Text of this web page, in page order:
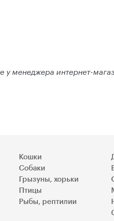
у менеджера интернет-
Кошки
Собаки
Грызуны, хорьки
Птицы
Рыбы, рептилии